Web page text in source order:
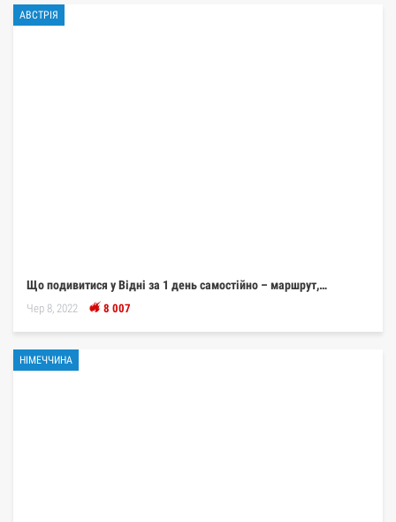
АВСТРІЯ
Що подивитися у Відні за 1 день самостійно – маршрут,…
Чер 8, 2022 8 007
НІМЕЧЧИНА